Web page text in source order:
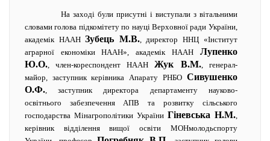
На заході були присутні і виступали з вітальними
словами голова підкомітету по науці Верховної ради України,
академік НААНЗубець М.В., директор ННЦ «Інститут
аграрної економіки НААН», академік НААН Лупенко
Ю.О., член-кореспондент НААНЖук В.М., генерал-
майор, заступник керівника Апарату РНБО Сивушенко
О.Ф., заступник директора департаменту науково-
освітнього забезпечення АПВ та розвитку сільського
господарства Мінагрополітики України Гіневська Н.М.,
керівник відділення вищої освіти МОНмолодьспорту